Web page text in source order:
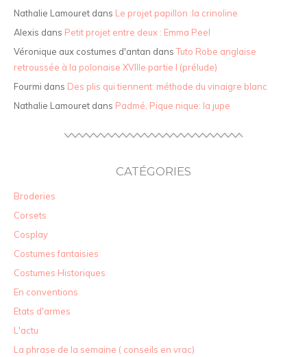
Nathalie Lamouret dans Le projet papillon :la crinoline
Alexis dans Petit projet entre deux : Emma Peel
Véronique aux costumes d'antan dansTuto Robe anglaise
retroussée à la polonaise XVIIIe partie I (prélude)
Fourmi dans Des plis qui tiennent: méthode du vinaigre blanc
Nathalie Lamouret dans Padmé, Pique nique: la jupe
CATÉGORIES
Broderies
Corsets
Cosplay
Costumes fantaisies
Costumes Historiques
En conventions
Etats d'armes
L'actu
La phrase de la semaine ( conseils en vrac)